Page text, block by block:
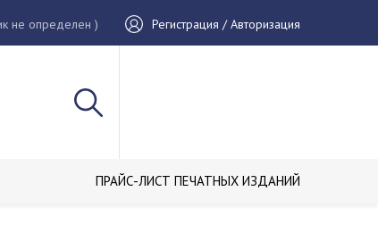
не определен ) Регистрация / Авторизация
ПРАЙС-ЛИСТ ПЕЧАТНЫХ ИЗДАНИЙ